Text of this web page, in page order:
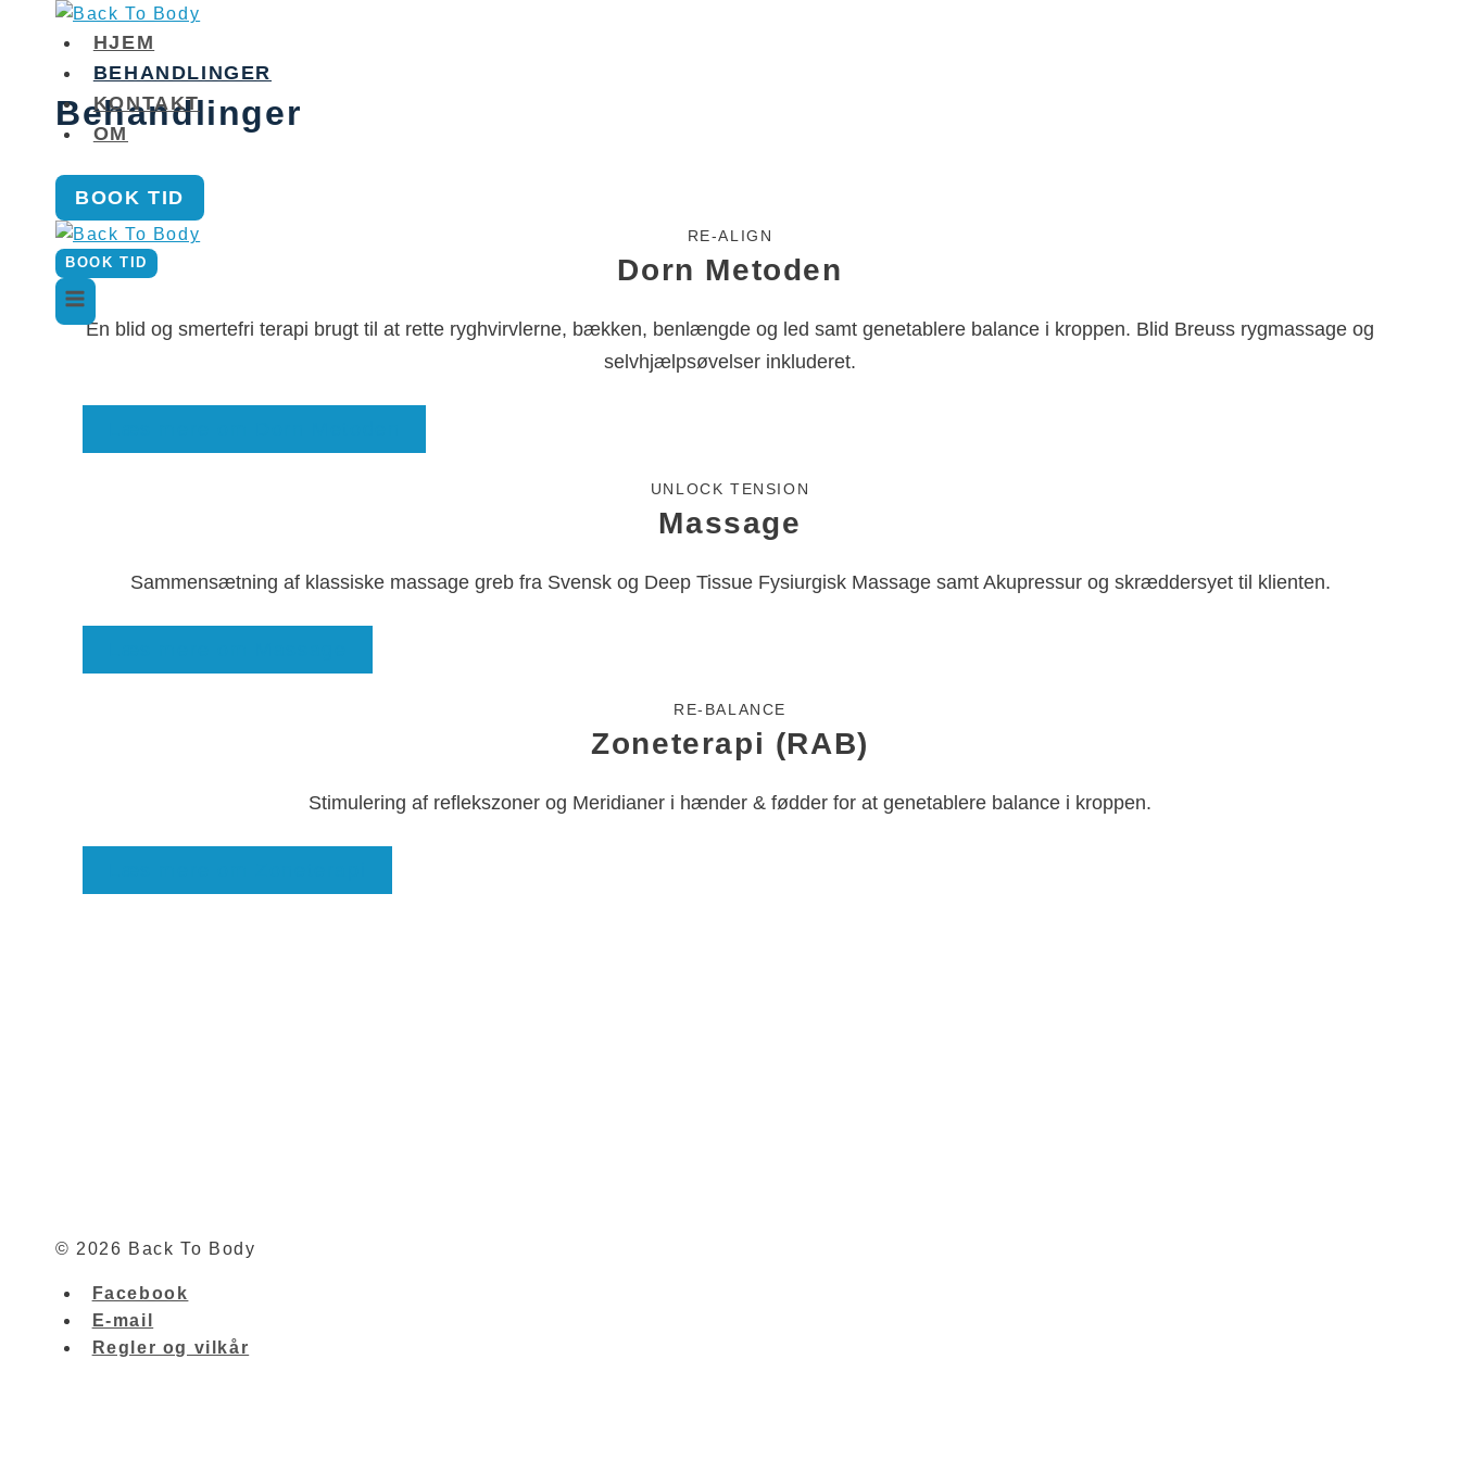
Fortsæt
HJEM
BEHANDLINGER
KONTAKT
OM
BOOK TID
BOOK TID
Behandlinger
RE-ALIGN
Dorn Metoden
En blid og smertefri terapi brugt til at rette ryghvirvlerne, bækken, benlængde og led samt genetablere balance i kroppen. Blid Breuss rygmassage og
selvhjælpsøvelser inkluderet.
UNLOCK TENSION
Massage
Sammensætning af klassiske massage greb fra Svensk og Deep Tissue Fysiurgisk Massage samt Akupressur og skræddersyet til klienten.
RE-BALANCE
Zoneterapi (RAB)
Stimulering af reflekszoner og Meridianer i hænder & fødder for at genetablere balance i kroppen.
© 2026 Back To Body
Facebook
E-mail
Regler og vilkår